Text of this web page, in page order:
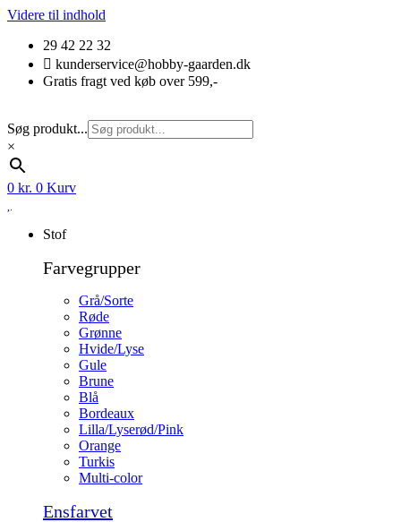
Videre til indhold
29 42 22 32
kunderservice@hobby-gaarden.dk
Gratis fragt ved køb over 599,-
Søg produkt...
×
0 kr. 0 Kurv
Stof
Farvegrupper
Grå/Sorte
Røde
Grønne
Hvide/Lyse
Gule
Brune
Blå
Bordeaux
Lilla/Lyserød/Pink
Orange
Turkis
Multi-color
Ensfarvet